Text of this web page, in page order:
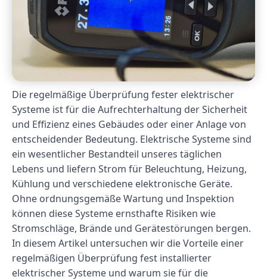
Die regelmäßige Überprüfung fester elektrischer
Systeme ist für die Aufrechterhaltung der Sicherheit
und Effizienz eines Gebäudes oder einer Anlage von
entscheidender Bedeutung. Elektrische Systeme sind
ein wesentlicher Bestandteil unseres täglichen
Lebens und liefern Strom für Beleuchtung, Heizung,
Kühlung und verschiedene elektronische Geräte.
Ohne ordnungsgemäße Wartung und Inspektion
können diese Systeme ernsthafte Risiken wie
Stromschläge, Brände und Gerätestörungen bergen.
In diesem Artikel untersuchen wir die Vorteile einer
regelmäßigen Überprüfung fest installierter
elektrischer Systeme und warum sie für die